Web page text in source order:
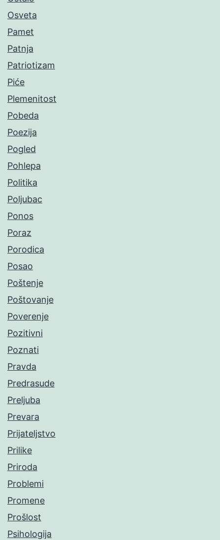
Osveta
Pamet
Patnja
Patriotizam
Piće
Plemenitost
Pobeda
Poezija
Pogled
Pohlepa
Politika
Poljubac
Ponos
Poraz
Porodica
Posao
Poštenje
Poštovanje
Poverenje
Pozitivni
Poznati
Pravda
Predrasude
Preljuba
Prevara
Prijateljstvo
Prilike
Priroda
Problemi
Promene
Prošlost
Psihologija